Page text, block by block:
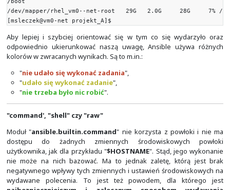
15:03:08 up 1 day, 20:15, 2 users, load
0.03, 0.01
15:01:25 up 1 day, 19:18, 2 users, load
0.00, 0.00
-h"
10.8.232.123 | CHANGED | rc=0 >>
total used free shared buff/
available
Mem: 911Mi 212Mi 249Mi
547Mi
Swap: 2.0Gi 0.0Ki 2.0Gi
[msleczek@vm0-net projekt_A]$
Kiedy po zalogowaniu się do systemu za pomocą